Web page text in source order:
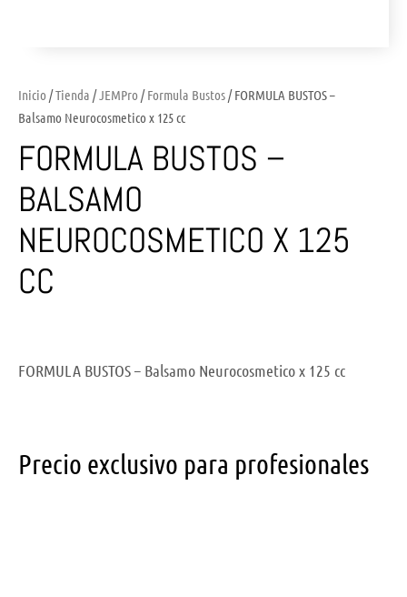
Inicio /Tienda /JEMPro /Formula Bustos/ FORMULA BUSTOS –
Balsamo Neurocosmetico x 125 cc
FORMULA BUSTOS –
BALSAMO
NEUROCOSMETICO X 125
CC
FORMULA BUSTOS – Balsamo Neurocosmetico x 125 cc
Precio exclusivo para profesionales